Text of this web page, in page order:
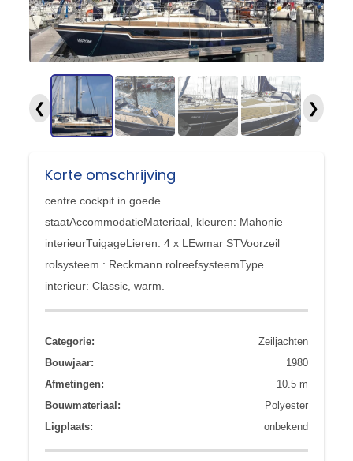
❮ ❯
Korte omschrijving
centre cockpit in goede
staatAccommodatieMateriaal, kleuren: Mahonie
interieurTuigageLieren: 4 x LEwmar STVoorzeil
rolsysteem : Reckmann rolreefsysteemType
interieur: Classic, warm.
Categorie:
Zeiljachten
Bouwjaar:
1980
Afmetingen:
10.5 m
Bouwmateriaal:
Polyester
Ligplaats:
onbekend